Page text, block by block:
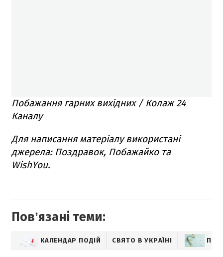
Побажання гарних вихідних / Колаж 24
Каналу
Для написання матеріалу використані
джерела: Поздравок, Побажайко та
WishYou.
Повʼязані теми:
КАЛЕНДАР ПОДІЙ СВЯТО В УКРАЇНІ